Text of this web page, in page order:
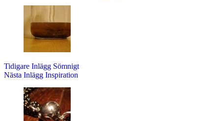
Tidigare Inlägg Sömnigt
Nästa Inlägg Inspiration